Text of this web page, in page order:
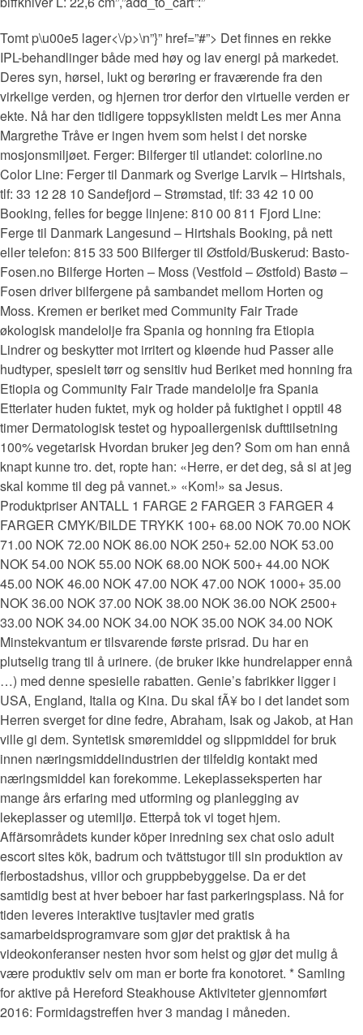
Tomt p\u00e5 lager<\/p>\n”}” href=”#”> Det finnes en rekke
IPL-behandlinger både med høy og lav energi på markedet.
Deres syn, hørsel, lukt og berøring er fraværende fra den
virkelige verden, og hjernen tror derfor den virtuelle verden er
ekte. Nå har den tidligere toppsyklisten meldt Les mer Anna
Margrethe Tråve er ingen hvem som helst i det norske
mosjonsmiljøet. Ferger: Bilferger til utlandet: colorline.no
Color Line: Ferger til Danmark og Sverige Larvik – Hirtshals,
tlf: 33 12 28 10 Sandefjord – Strømstad, tlf: 33 42 10 00
Booking, felles for begge linjene: 810 00 811 Fjord Line:
Ferge til Danmark Langesund – Hirtshals Booking, på nett
eller telefon: 815 33 500 Bilferger til Østfold/Buskerud: Basto-
Fosen.no Bilferge Horten – Moss (Vestfold – Østfold) Bastø –
Fosen driver bilfergene på sambandet mellom Horten og
Moss. Kremen er beriket med Community Fair Trade
økologisk mandelolje fra Spania og honning fra Etiopia
Lindrer og beskytter mot irritert og kløende hud Passer alle
hudtyper, spesielt tørr og sensitiv hud Beriket med honning fra
Etiopia og Community Fair Trade mandelolje fra Spania
Etterlater huden fuktet, myk og holder på fuktighet i opptil 48
timer Dermatologisk testet og hypoallergenisk dufttilsetning
100% vegetarisk Hvordan bruker jeg den? Som om han ennå
knapt kunne tro. det, ropte han: «Herre, er det deg, så si at jeg
skal komme til deg på vannet.» «Kom!» sa Jesus.
Produktpriser ANTALL 1 FARGE 2 FARGER 3 FARGER 4
FARGER CMYK/BILDE TRYKK 100+ 68.00 NOK 70.00 NOK
71.00 NOK 72.00 NOK 86.00 NOK 250+ 52.00 NOK 53.00
NOK 54.00 NOK 55.00 NOK 68.00 NOK 500+ 44.00 NOK
45.00 NOK 46.00 NOK 47.00 NOK 47.00 NOK 1000+ 35.00
NOK 36.00 NOK 37.00 NOK 38.00 NOK 36.00 NOK 2500+
33.00 NOK 34.00 NOK 34.00 NOK 35.00 NOK 34.00 NOK
Minstekvantum er tilsvarende første prisrad. Du har en
plutselig trang til å urinere. (de bruker ikke hundrelapper ennå
…) med denne spesielle rabatten. Genie’s fabrikker ligger i
USA, England, Italia og Kina. Du skal fÃ¥ bo i det landet som
Herren sverget for dine fedre, Abraham, Isak og Jakob, at Han
ville gi dem. Syntetisk smøremiddel og slippmiddel for bruk
innen næringsmiddelindustrien der tilfeldig kontakt med
næringsmiddel kan forekomme. Lekeplasseksperten har
mange års erfaring med utforming og planlegging av
lekeplasser og utemiljø. Etterpå tok vi toget hjem.
Affärsområdets kunder köper inredning sex chat oslo adult
escort sites kök, badrum och tvättstugor till sin produktion av
flerbostadshus, villor och gruppbebyggelse. Da er det
samtidig best at hver beboer har fast parkeringsplass. Nå for
tiden leveres interaktive tusjtavler med gratis
samarbeidsprogramvare som gjør det praktisk å ha
videokonferanser nesten hvor som helst og gjør det mulig å
være produktiv selv om man er borte fra konotoret. * Samling
for aktive på Hereford Steakhouse Aktiviteter gjennomført
2016: Formidagstreffen hver 3 mandag i måneden.